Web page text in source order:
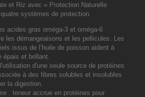
et Riz avec « Protection Naturelle
systèmes de protection.
acides gras oméga-3 et oméga-6
les démangeaisons et les pellicules. Les
issus de l’huile de poisson aident à
épais et brillant.
l'utilisation d'une seule source de protéines
à des fibres solubles et insolubles
la digestion.
: teneur accrue en protéines pour